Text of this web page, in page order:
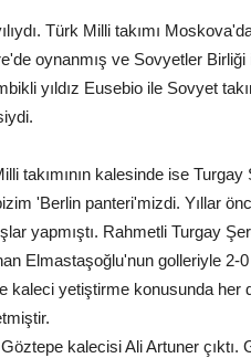
Türk Milli takımı
oynanmış ve Sovyetler
yıldız Eusebio ile Sovyet
takımının kalesinde ise
'Berlin panteri'mizdi. Yıllar
yapmıştı. Rahmetli Turgay
Elmastaşoğlu'nun golleriyle 2-
kaleci yetiştirme konusunda her
kalecisi Ali Artuner çıktı.